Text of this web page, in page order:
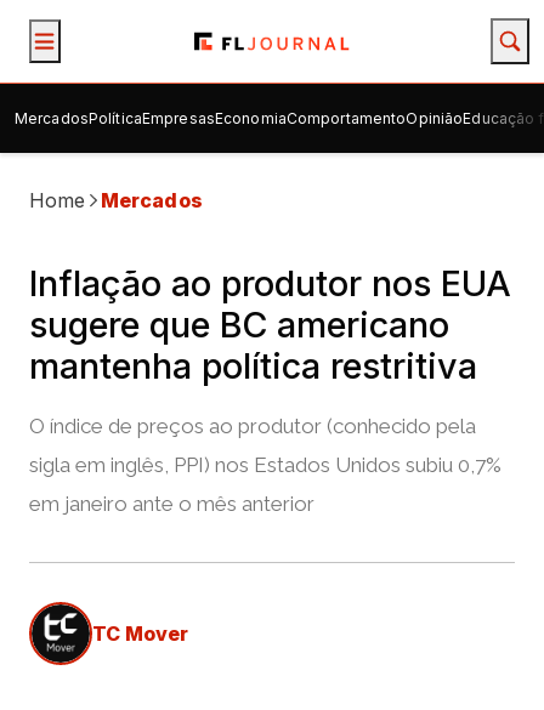
MercadosPolíticaEmpresasEconomiaComportamentoOpiniãoEducação
Home Mercados
Inflação ao produtor nos EUA
sugere que BC americano
mantenha política restritiva
O índice de preços ao produtor (conhecido pela
sigla em inglês, PPI) nos Estados Unidos subiu 0,7%
em janeiro ante o mês anterior
TC Mover